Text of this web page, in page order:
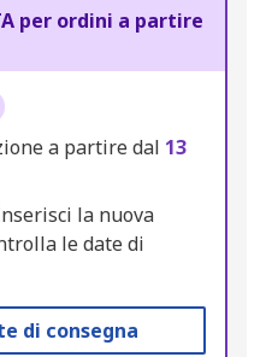
per ordini a partire
a partire dal 13
la nuova
le date di
di consegna